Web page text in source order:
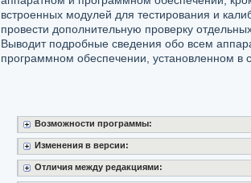
встроенных модулей для тестирования и
провести дополнительную проверку
Выводит подробные сведения обо всем
программном обеспечении, установленном в
Возможности программы:
Изменения в версии:
Отличия между редакциями: